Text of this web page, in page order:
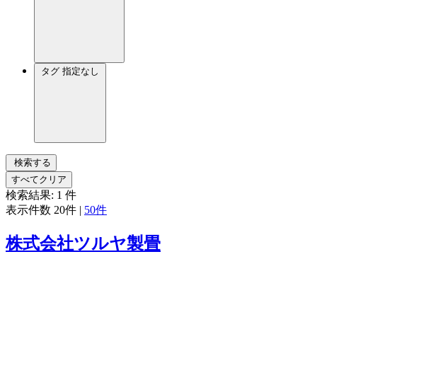
タグ 指定なし
検索する
すべてクリア
検索結果: 1 件
表示件数 20件 | 50件
株式会社ツルヤ製畳